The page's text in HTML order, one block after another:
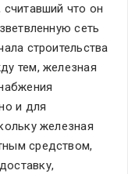
что он
сеть
строительства
тем, железная
и для
железная
средством,